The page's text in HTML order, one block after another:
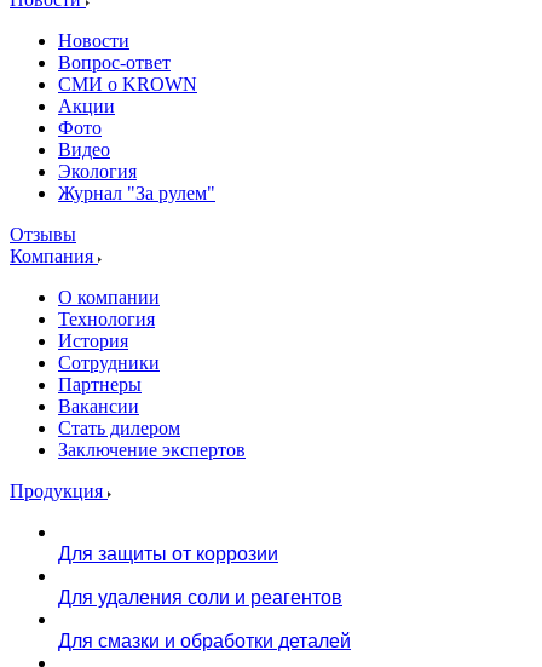
Новости
Вопрос-ответ
СМИ о KROWN
Акции
Фото
Видео
Экология
Журнал "За рулем"
Отзывы
Компания
О компании
Технология
История
Сотрудники
Партнеры
Вакансии
Стать дилером
Заключение экспертов
Продукция
Для защиты от коррозии
Для удаления соли и реагентов
Для смазки и обработки деталей